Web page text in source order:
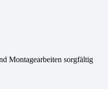
Montagearbeiten sorgfältig